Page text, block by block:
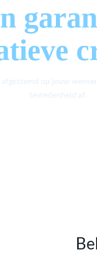
afgestemd op jouw
tevredenheid af.